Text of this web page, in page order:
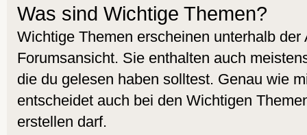
Was sind Wichtige Themen?
Wichtige Themen erscheinen unterhalb der
Forumsansicht. Sie enthalten auch
die du gelesen haben solltest. Genau wie
entscheidet auch bei den Wichtigen
erstellen darf.